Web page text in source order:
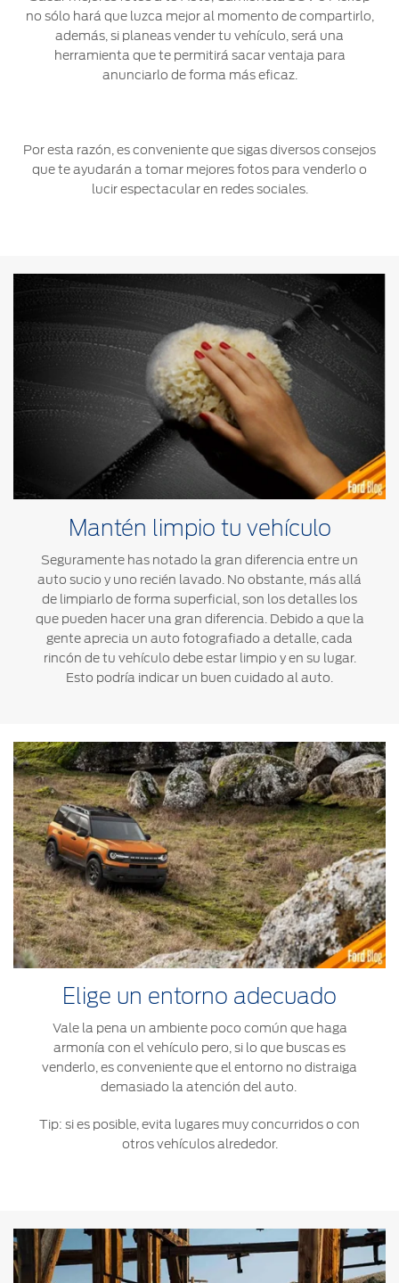
Ford
Custom
Garage
Kits de
Accesorios
Vehículos
Comerciales
Descubre
Tu Ford
Localiza un
Distribuidor
Seminuevos
Certificados
Ford
D-
Tect
Partes
Originales
Programa de
Mantenimiento
Vehículos
Comerciales
Motorcraft®
Cita de
Servicio
Llamado
a
Revisión
Partes
Soporte
Técnico
Soporte
Técnico
SYNC®
Desempeño
Seguridad
Cambiar
Contraseña
no sólo hará que luzca mejor al momento de compartirlo,
además, si planeas vender tu vehículo, será una
herramienta que te permitirá sacar ventaja para
anunciarlo de forma más eficaz.
Por esta razón, es conveniente que sigas diversos consejos
que te ayudarán a tomar mejores fotos para venderlo o
lucir espectacular en redes sociales.
Mantén limpio tu vehículo
Seguramente has notado la gran diferencia entre un
auto sucio y uno recién lavado. No obstante, más allá
de limpiarlo de forma superficial, son los detalles los
que pueden hacer una gran diferencia. Debido a que la
gente aprecia un auto fotografiado a detalle, cada
rincón de tu vehículo debe estar limpio y en su lugar.
Esto podría indicar un buen cuidado al auto.
Elige un entorno adecuado
Vale la pena un ambiente poco común que haga
armonía con el vehículo pero, si lo que buscas es
venderlo, es conveniente que el entorno no distraiga
demasiado la atención del auto.
Tip: si es posible, evita lugares muy concurridos o con
otros vehículos alrededor.